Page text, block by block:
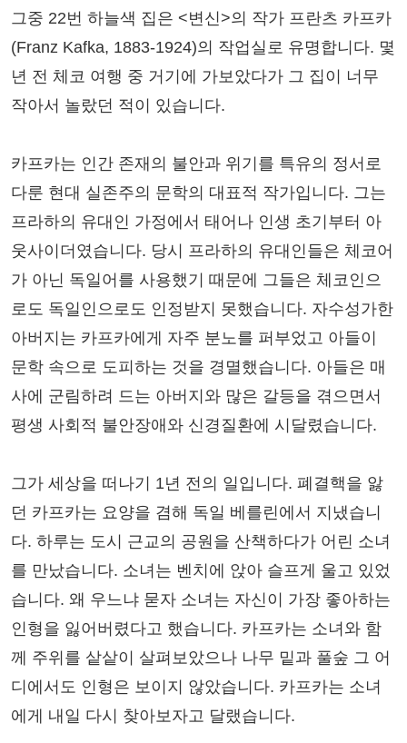
그중 22번 하늘색 집은 <변신>의 작가 프란츠 카프카
(Franz Kafka, 1883-1924)의 작업실로 유명합니다. 몇
년 전 체코 여행 중 거기에 가보았다가 그 집이 너무
작아서 놀랐던 적이 있습니다.
카프카는 인간 존재의 불안과 위기를 특유의 정서로
다룬 현대 실존주의 문학의 대표적 작가입니다. 그는
프라하의 유대인 가정에서 태어나 인생 초기부터 아
웃사이더였습니다. 당시 프라하의 유대인들은 체코어
가 아닌 독일어를 사용했기 때문에 그들은 체코인으
로도 독일인으로도 인정받지 못했습니다. 자수성가한
아버지는 카프카에게 자주 분노를 퍼부었고 아들이
문학 속으로 도피하는 것을 경멸했습니다. 아들은 매
사에 군림하려 드는 아버지와 많은 갈등을 겪으면서
평생 사회적 불안장애와 신경질환에 시달렸습니다.
그가 세상을 떠나기 1년 전의 일입니다. 폐결핵을 앓
던 카프카는 요양을 겸해 독일 베를린에서 지냈습니
다. 하루는 도시 근교의 공원을 산책하다가 어린 소녀
를 만났습니다. 소녀는 벤치에 앉아 슬프게 울고 있었
습니다. 왜 우느냐 묻자 소녀는 자신이 가장 좋아하는
인형을 잃어버렸다고 했습니다. 카프카는 소녀와 함
께 주위를 샅샅이 살펴보았으나 나무 밑과 풀숲 그 어
디에서도 인형은 보이지 않았습니다. 카프카는 소녀
에게 내일 다시 찾아보자고 달랬습니다.